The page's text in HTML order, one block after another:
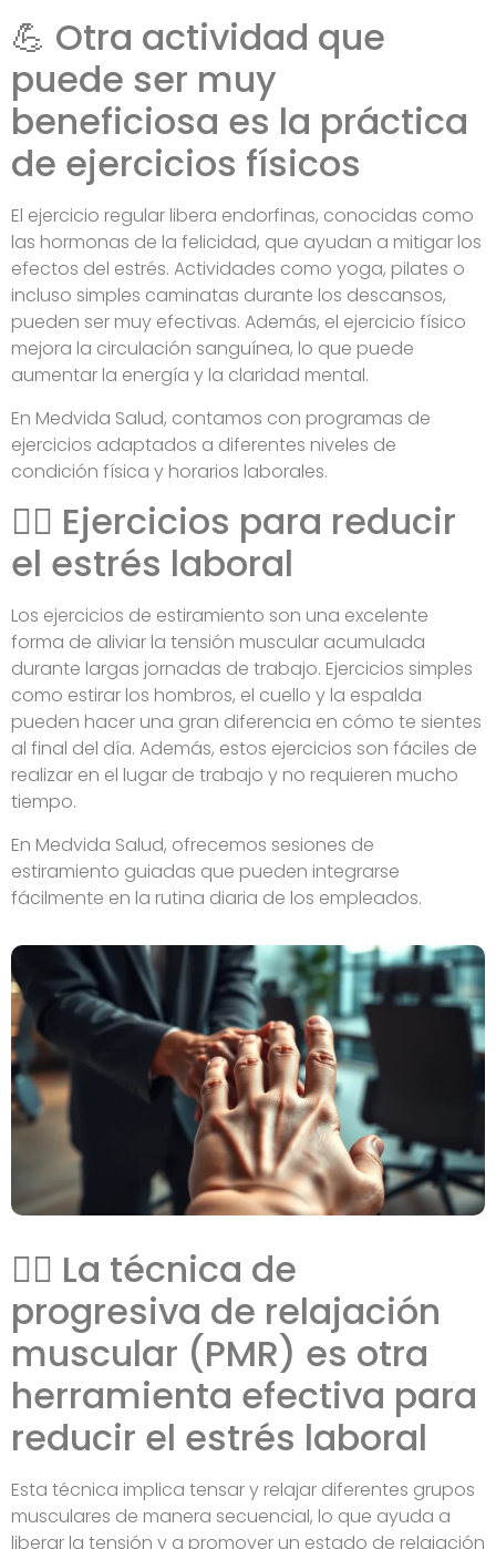
💪 Otra actividad que
puede ser muy
beneficiosa es la práctica
de ejercicios físicos
El ejercicio regular libera endorfinas, conocidas como
las hormonas de la felicidad, que ayudan a mitigar los
efectos del estrés. Actividades como yoga, pilates o
incluso simples caminatas durante los descansos,
pueden ser muy efectivas. Además, el ejercicio físico
mejora la circulación sanguínea, lo que puede
aumentar la energía y la claridad mental.
En Medvida Salud, contamos con programas de
ejercicios adaptados a diferentes niveles de
condición física y horarios laborales.
🧘‍♂️ Ejercicios para reducir
el estrés laboral
Los ejercicios de estiramiento son una excelente
forma de aliviar la tensión muscular acumulada
durante largas jornadas de trabajo. Ejercicios simples
como estirar los hombros, el cuello y la espalda
pueden hacer una gran diferencia en cómo te sientes
al final del día. Además, estos ejercicios son fáciles de
realizar en el lugar de trabajo y no requieren mucho
tiempo.
En Medvida Salud, ofrecemos sesiones de
estiramiento guiadas que pueden integrarse
fácilmente en la rutina diaria de los empleados.
🧘‍♀️ La técnica de
progresiva de relajación
muscular (PMR) es otra
herramienta efectiva para
reducir el estrés laboral
Esta técnica implica tensar y relajar diferentes grupos
musculares de manera secuencial, lo que ayuda a
liberar la tensión y a promover un estado de relajación